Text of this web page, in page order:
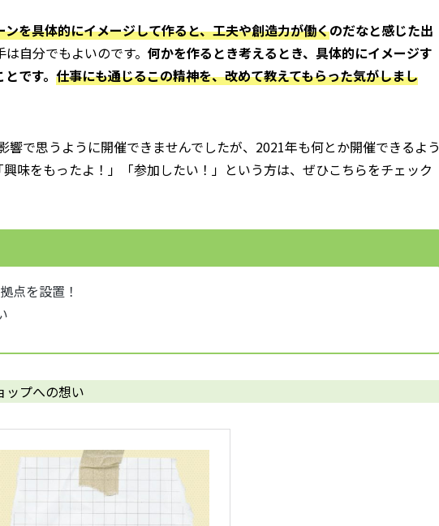
を具体的にイメージして作ると、工夫や創造力が働くのだなと感じた出
自分でもよいのです。 何かを作るとき考えるとき、具体的にイメージす
です。 仕事にも通じるこの精神を、改めて教えてもらった気がしまし
響で思うように開催できませんでしたが、2021年も何とか開催できるよう
味をもったよ！」「参加したい！」という方は、ぜひこちらをチェック
点を設置！
ップへの想い